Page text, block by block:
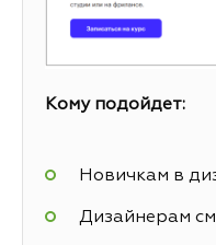
Кому подойдет:
Новичкам в
Дизайнерам